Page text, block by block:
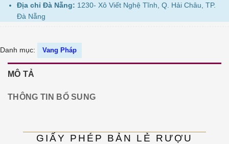
Địa chỉ Đà Nẵng: 1230- Xô Viết Nghệ Tĩnh, Q. Hải Châu, TP.
Đà Nẵng
Danh mục: Vang Pháp
MÔ TẢ
THÔNG TIN BỔ SUNG
GIẤY PHÉP BẢN LẺ RƯỢU